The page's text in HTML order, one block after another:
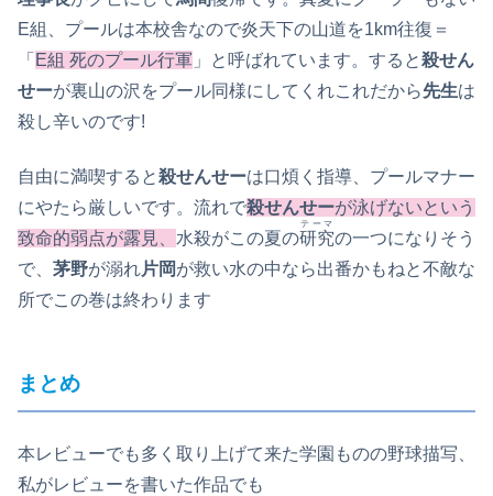
E組、プールは本校舎なので炎天下の山道を1km往復＝
「 E組 死のプール行軍 」と呼ばれています。すると殺せん
せーが裏山の沢をプール同様にしてくれこれだから先生は
殺し辛いのです!
自由に満喫すると殺せんせーは口煩く指導、プールマナー
にやたら厳しいです。流れで殺せんせーが泳げないという
致命的弱点が露見、 水殺がこの夏の研究
テーマ
の一つになりそう
で、 茅野が溺れ片岡が救い水の中なら出番かもねと不敵な
所でこの巻は終わります
まとめ
本レビューでも多く取り上げて来た学園ものの野球描写、
私がレビューを書いた作品でも